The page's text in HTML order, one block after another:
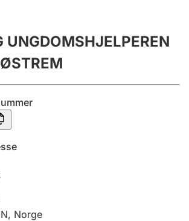
forseinkingsgebyr
UNGDOMSHJELPEREN
, Norge